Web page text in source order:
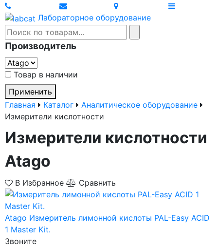
Лабораторное оборудование
Производитель
Товар в наличии
Применить
Главная
Каталог
Аналитическое оборудование
Измерители кислотности
Измерители кислотности
Atago
В Избранное Сравнить
Atago Измеритель лимонной кислоты PAL-Easy ACID
1 Master Kit.
Звоните